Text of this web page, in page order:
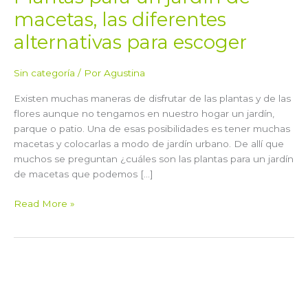
macetas, las diferentes
alternativas para escoger
Sin categoría / Por Agustina
Existen muchas maneras de disfrutar de las plantas y de las
flores aunque no tengamos en nuestro hogar un jardín,
parque o patio. Una de esas posibilidades es tener muchas
macetas y colocarlas a modo de jardín urbano. De allí que
muchos se preguntan ¿cuáles son las plantas para un jardín
de macetas que podemos […]
escoger
Read More »